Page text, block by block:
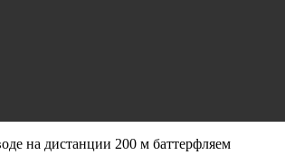
на дистанции 200 м баттерфляем